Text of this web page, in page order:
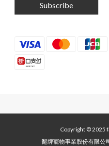
Subscribe
Copyright © 2025
翻牌寵物事業股份有限公